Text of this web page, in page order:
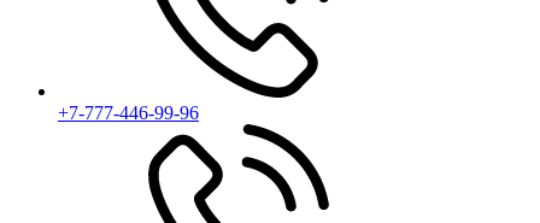
+7-777-446-99-96